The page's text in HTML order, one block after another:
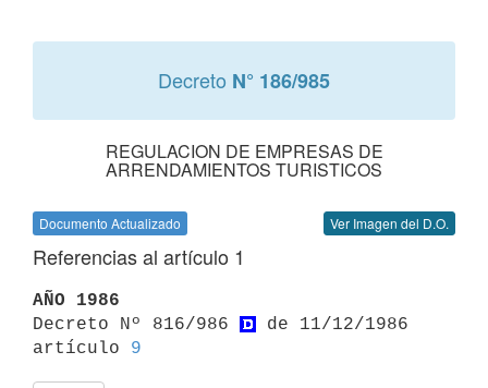
Decreto N° 186/985
REGULACION DE EMPRESAS DE
ARRENDAMIENTOS TURISTICOS
Documento Actualizado Ver Imagen del D.O.
Referencias al artículo 1
AÑO 1986
Decreto Nº 816/986
de 11/12/1986
artículo 9